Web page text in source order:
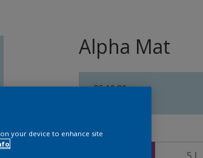
Alpha Mat
R5.10.80
Grootte
5 L
your device to enhance site